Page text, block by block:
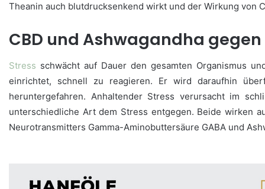
Theanin auch blutdrucksenkend wirkt und der Wirkung von
CBD und Ashwagandha gegen
Stress schwächt auf Dauer den gesamten Organismus
einrichtet, schnell zu reagieren. Er wird daraufhin
heruntergefahren. Anhaltender Stress verursacht im
unterschiedliche Art dem Stress entgegen. Beide wirken
Neurotransmitters Gamma-Aminobuttersäure GABA und